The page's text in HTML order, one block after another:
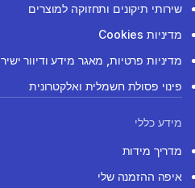
שירותי תיקונים ותחזוקה למוצרים
מדיניות Cookies
מדיניות פרטיות, מאגר מידע ודיוור ישיר
פינוי פסולת חשמלית ואלקטרונית
מידע כללי
מדריך מידות
איפה ההזמנה שלי